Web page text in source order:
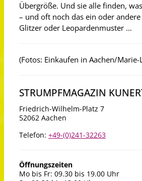
Übergröße. Und sie alle finden,
– und oft noch das ein oder
Glitzer oder Leopardenmuster …
(Fotos: Einkaufen in Aachen/
STRUMPFMAGAZIN
Friedrich-Wilhelm-Platz 7
52062 Aachen
Telefon: +49-(0)241-32263
Öffnungszeiten
Mo bis Fr: 09.30 bis 19.00 Uhr